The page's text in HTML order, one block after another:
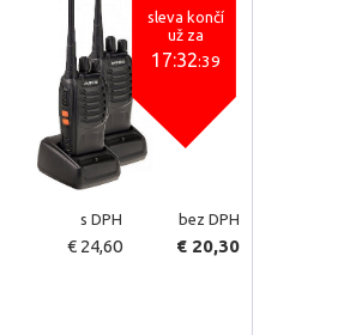
sleva končí
už za
17:32:38
s DPH bez DPH
€ 24,60 € 20,30